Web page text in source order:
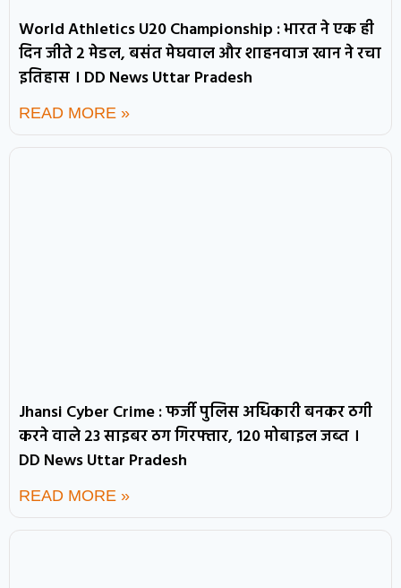
World Athletics U20 Championship : भारत ने एक ही
दिन जीते 2 मेडल, बसंत मेघवाल और शाहनवाज खान ने रचा
इतिहास । DD News Uttar Pradesh
READ MORE »
Jhansi Cyber Crime : फर्जी पुलिस अधिकारी बनकर ठगी
करने वाले 23 साइबर ठग गिरफ्तार, 120 मोबाइल जब्त ।
DD News Uttar Pradesh
READ MORE »